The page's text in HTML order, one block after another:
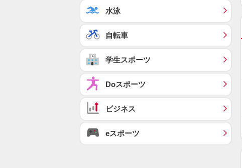
水泳
自転車
学生スポーツ
Doスポーツ
ビジネス
eスポーツ